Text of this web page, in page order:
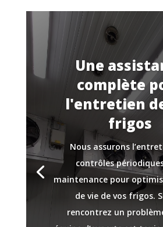
Une
complète
l'entretien
frigos
Nous assurons
contrôles
maintenance pour
de vie de vos frigos.
rencontrez un